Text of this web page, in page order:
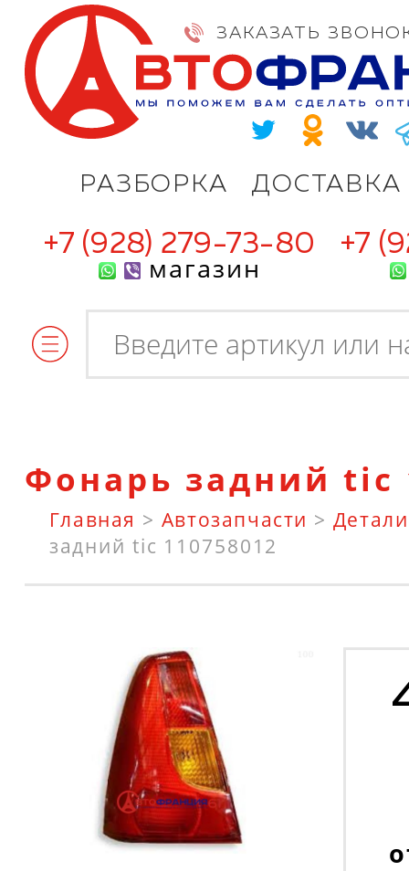
РАЗБОРКА ДОСТАВКА
ЗАКАЗАТЬ
+7 (928) 279-73-80
магазин
+7
Фонарь задний tic
Главная > Автозапчасти >
задний tic 110758012